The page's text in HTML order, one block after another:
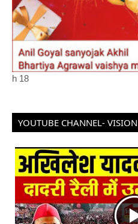
h18
YOUTUBE CHANNEL-